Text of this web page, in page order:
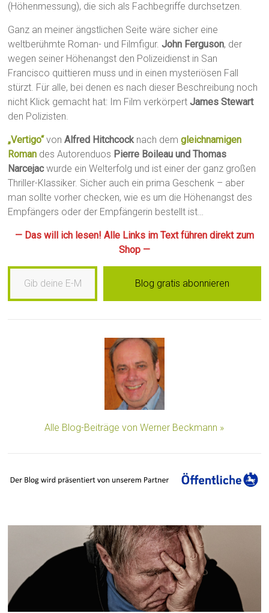
(Höhenmessung), die sich als Fachbegriffe durchsetzen.
Ganz an meiner ängstlichen Seite wäre sicher eine
weltberühmte Roman- und Filmfigur.John Ferguson, der
wegen seiner Höhenangst den Polizeidienst in San
Francisco quittieren muss und in einen mysteriösen Fall
stürzt. Für alle, bei denen es nach dieser Beschreibung noch
nicht Klick gemacht hat: Im Film verkörpertJames Stewart
den Polizisten.
„Vertigo“ vonAlfred Hitchcocknach demgleichnamigen
Roman des Autorenduos Pierre Boileau und Thomas
Narcejacwurde ein Welterfolg und ist einer der ganz großen
Thriller-Klassiker. Sicher auch ein prima Geschenk – aber
man sollte vorher checken, wie es um die Höhenangst des
Empfängers oder der Empfängerin bestellt ist…
— Das will ich lesen! Alle Links im Text führen direkt zum
Shop —
Gib deine E-Mail-Adresse ein …
Blog gratis abonnieren
Alle Blog-Beiträge von Werner Beckmann »